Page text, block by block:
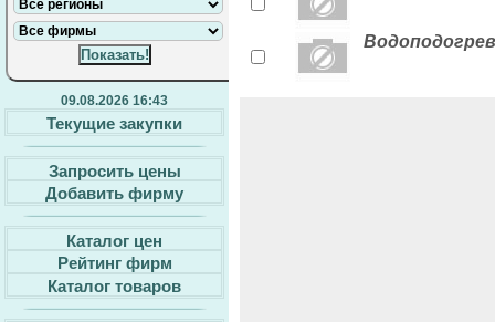
09.08.2026 16:43
Текущие закупки
Запросить цены
Добавить фирму
Каталог цен
Рейтинг фирм
Каталог товаров